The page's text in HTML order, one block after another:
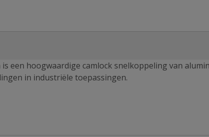
een hoogwaardige camlock snelkoppeling van
in industriële toepassingen.